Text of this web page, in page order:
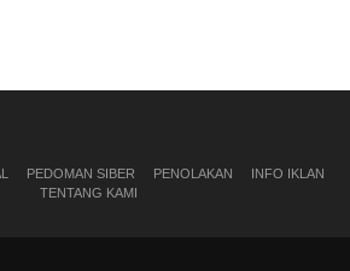
PEDOMAN SIBER PENOLAKAN
INFO IKLAN
TENTANG KAMI